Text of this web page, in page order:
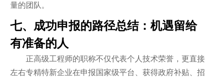
量的团队。
七、成功申报的路径总结：机遇留给
有准备的人
正高级工程师的职称不仅代表个人技术荣誉，更直接
左右专精特新企业在申报国家级平台、获得政府补贴、招